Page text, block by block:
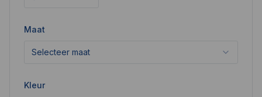
Maat
Selecteer maat
Kleur